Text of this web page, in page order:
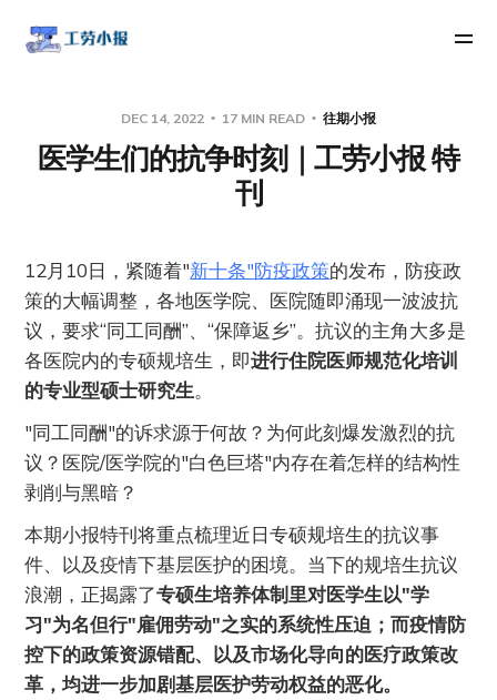
DEC 14, 2022 17 MIN READ 往期小报
医学生们的抗争时刻｜工劳小报 特
刊
12月10日，紧随着"新十条"防疫政策的发布，防疫政
策的大幅调整，各地医学院、医院随即涌现一波波抗
议，要求“同工同酬”、“保障返乡”。抗议的主角大多是
各医院内的专硕规培生，即进行住院医师规范化培训
的专业型硕士研究生。
"同工同酬"的诉求源于何故？为何此刻爆发激烈的抗
议？医院/医学院的"白色巨塔"内存在着怎样的结构性
剥削与黑暗？
本期小报特刊将重点梳理近日专硕规培生的抗议事
件、以及疫情下基层医护的困境。当下的规培生抗议
浪潮，正揭露了专硕生培养体制里对医学生以"学
习"为名但行"雇佣劳动"之实的系统性压迫；而疫情防
控下的政策资源错配、以及市场化导向的医疗政策改
革，均进一步加剧基层医护劳动权益的恶化。